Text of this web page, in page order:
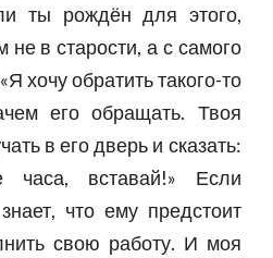
ты рождён для этого,
не в старости, а с самого
хочу обратить такого-то
его обращать. Твоя
в его дверь и сказать:
часа, вставай!» Если
что ему предстоит
свою работу. И моя